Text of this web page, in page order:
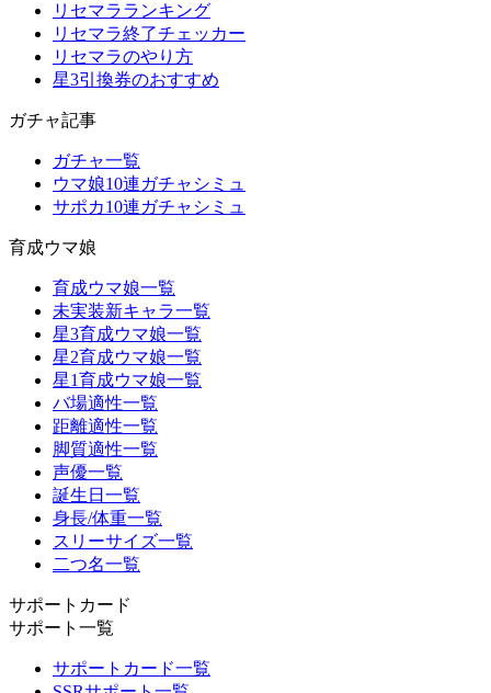
リセマラランキング
リセマラ終了チェッカー
リセマラのやり方
星3引換券のおすすめ
ガチャ記事
ガチャ一覧
ウマ娘10連ガチャシミュ
サポカ10連ガチャシミュ
育成ウマ娘
育成ウマ娘一覧
未実装新キャラ一覧
星3育成ウマ娘一覧
星2育成ウマ娘一覧
星1育成ウマ娘一覧
バ場適性一覧
距離適性一覧
脚質適性一覧
声優一覧
誕生日一覧
身長/体重一覧
スリーサイズ一覧
二つ名一覧
サポートカード
サポート一覧
サポートカード一覧